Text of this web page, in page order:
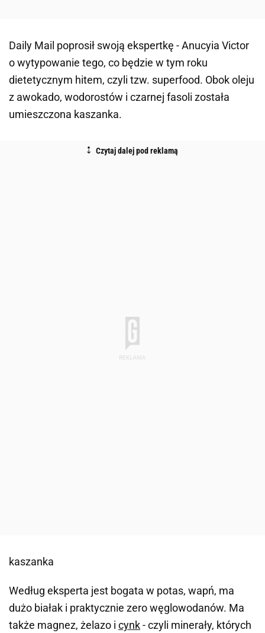
Daily Mail poprosił swoją ekspertkę - Anucyia Victor
o wytypowanie tego, co będzie w tym roku
dietetycznym hitem, czyli tzw. superfood. Obok oleju
z awokado, wodorostów i czarnej fasoli została
umieszczona kaszanka.
kaszanka
Według eksperta jest bogata w potas, wapń, ma
dużo białak i praktycznie zero węglowodanów. Ma
także magnez, żelazo i cynk- czyli minerały, których